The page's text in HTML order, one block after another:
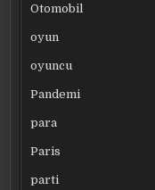
Otomobil
oyun
oyuncu
Pandemi
para
Paris
parti